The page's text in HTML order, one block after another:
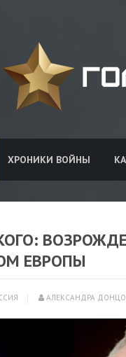
ХРОНИКИ ВОЙНЫ
ЕВРОПЫ
АЛЕКСАНДРА